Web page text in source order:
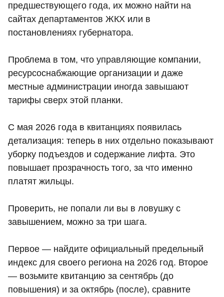
предшествующего года, их можно найти на
сайтах департаментов ЖКХ или в
постановлениях губернатора.
Проблема в том, что управляющие компании,
ресурсоснабжающие организации и даже
местные администрации иногда завышают
тарифы сверх этой планки.
С мая 2026 года в квитанциях появилась
детализация: теперь в них отдельно показывают
уборку подъездов и содержание лифта. Это
повышает прозрачность того, за что именно
платят жильцы.
Проверить, не попали ли вы в ловушку с
завышением, можно за три шага.
Первое — найдите официальный предельный
индекс для своего региона на 2026 год. Второе
— возьмите квитанцию за сентябрь (до
повышения) и за октябрь (после), сравните